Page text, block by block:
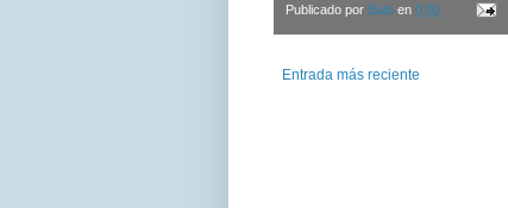
Publicado por Satu en 0:00
Entrada más reciente